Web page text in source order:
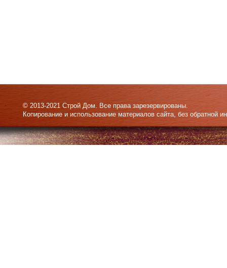
© 2013-2021 Строй Дом. Все права зарезервированы.
Копирование и использование материалов сайта, без обратной